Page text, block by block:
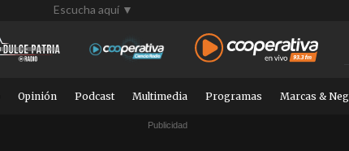
Escucha aquí ▼
Opinión Podcast Multimedia Programas Marcas &